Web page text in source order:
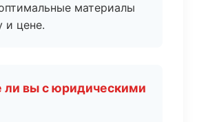
материалы
и цене.
ли вы с юридическими